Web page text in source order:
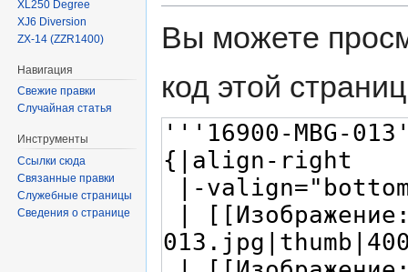
Вы можете
код этой
XL250 Degree
XJ6 Diversion
ZX-14 (ZZR1400)
Навигация
Свежие правки
Случайная статья
Инструменты
Ссылки сюда
Связанные правки
Служебные страницы
Сведения о странице